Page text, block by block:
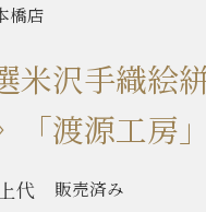
橋店
米沢手織絵
「渡源工房」
代 販売済み